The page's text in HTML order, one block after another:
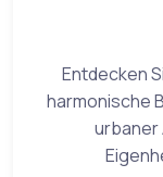
Entdecken
harmonische
urbaner